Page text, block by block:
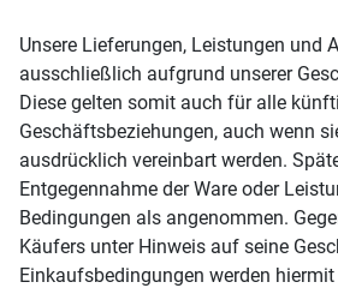
Unsere Lieferungen, Leistungen und
ausschließlich aufgrund unserer
Diese gelten somit auch für alle
Geschäftsbeziehungen, auch wenn
ausdrücklich vereinbart werden.
Entgegennahme der Ware oder
Bedingungen als angenommen.
Käufers unter Hinweis auf seine
Einkaufsbedingungen werden